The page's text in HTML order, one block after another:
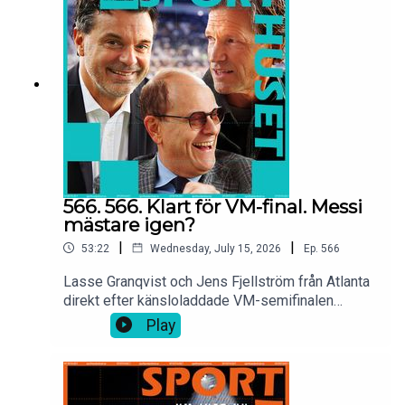
under det 23:e världsmästerskapet i fotboll har
nått vägs ände. Grattis Spanien, bäst i
världen!Och:”Have a good one”!
566. 566. Klart för VM-final. Messi
mästare igen?
53:22 | Wednesday, July 15, 2026 | Ep. 566
Lasse Granqvist och Jens Fjellström från Atlanta
direkt efter känsloladdade VM-semifinalen
mellan England och Argentina. Lionel Messi klar
för sin tredje VM-final och kan för evigt passera
finalplatsen. Tommy Åström och Irma Helin
Zibanejad med bästa och sämsta VM-minnen
Play